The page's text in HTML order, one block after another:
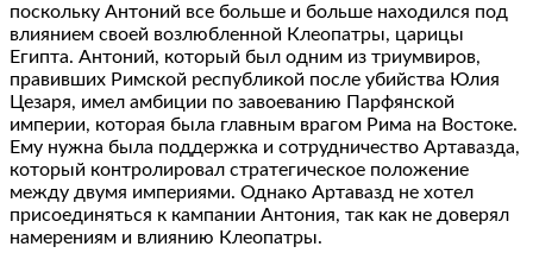
поскольку Антоний все больше и больше находился под
влиянием своей возлюбленной Клеопатры, царицы
Египта. Антоний, который был одним из триумвиров,
правивших Римской республикой после убийства Юлия
Цезаря, имел амбиции по завоеванию Парфянской
империи, которая была главным врагом Рима на Востоке.
Ему нужна была поддержка и сотрудничество Артавазда,
который контролировал стратегическое положение
между двумя империями. Однако Артавазд не хотел
присоединяться к кампании Антония, так как не доверял
намерениям и влиянию Клеопатры.